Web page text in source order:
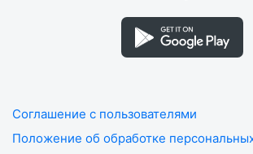
Соглашение с пользователями
Положение об обработке